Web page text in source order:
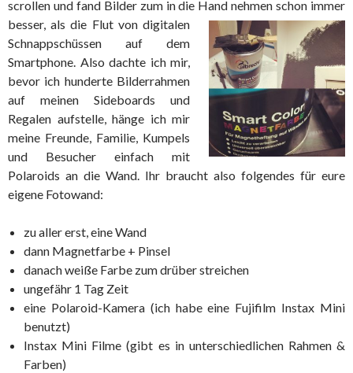
scrollen und fand Bilder zum in die Hand nehmen schon immer
besser, als die Flut von digitalen
Schnappschüssen auf dem
Smartphone. Also dachte ich mir,
bevor ich hunderte Bilderrahmen
auf meinen Sideboards und
Regalen aufstelle, hänge ich mir
meine Freunde, Familie, Kumpels
und Besucher einfach mit
Polaroids an die Wand. Ihr braucht also folgendes für eure
eigene Fotowand:
zu aller erst, eine Wand
dann Magnetfarbe + Pinsel
danach weiße Farbe zum drüber streichen
ungefähr 1 Tag Zeit
eine Polaroid-Kamera (ich habe eine Fujifilm Instax Mini
benutzt)
Instax Mini Filme (gibt es in unterschiedlichen Rahmen &
Farben)